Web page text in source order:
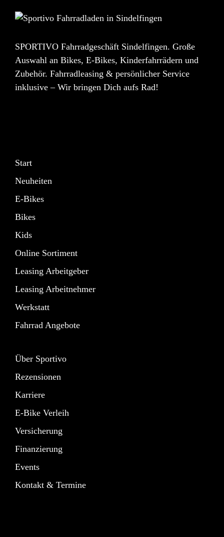
SPORTIVO Fahrradgeschäft Sindelfingen. Große
Auswahl an Bikes, E-Bikes, Kinderfahrrädern und
Zubehör. Fahrradleasing & persönlicher Service
inklusive – Wir bringen Dich aufs Rad!
Start
Neuheiten
E-Bikes
Bikes
Kids
Online Sortiment
Leasing Arbeitgeber
Leasing Arbeitnehmer
Werkstatt
Fahrrad Angebote
Über Sportivo
Rezensionen
Karriere
E-Bike Verleih
Versicherung
Finanzierung
Events
Kontakt & Termine